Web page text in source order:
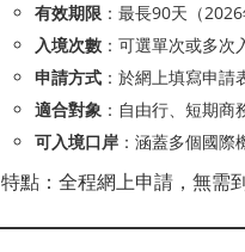
有效期限 ：最長90天（2026
入境次數 ：可選單次或多次
申請方式 ：於網上填寫申
適合對象 ：自由行、短期商
可入境口岸 ：涵蓋多個國
特點：全程網上申請，無需